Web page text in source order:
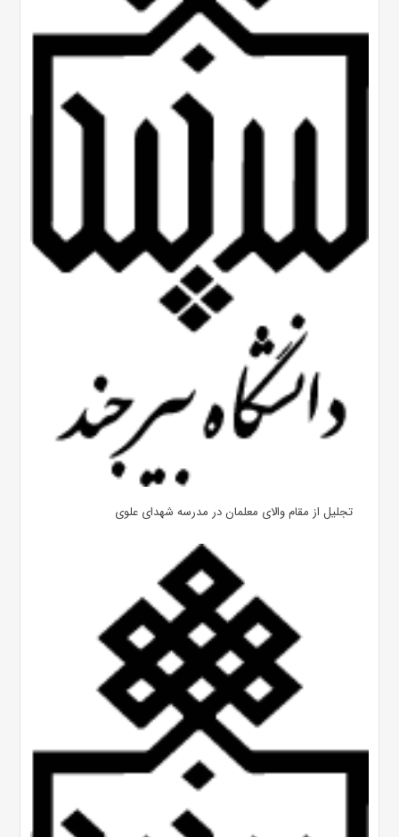
تجلیل از مقام والای معلمان در مدرسه شهدای علوی